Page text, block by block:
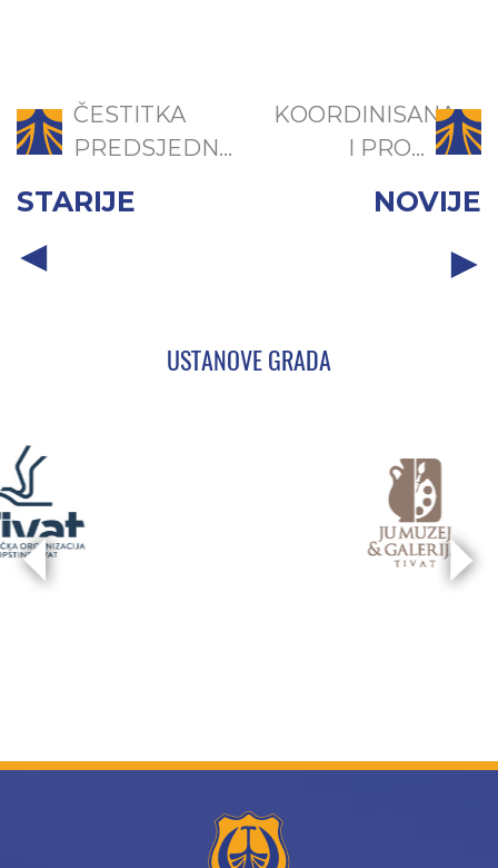
ČESTITKA
PREDSJEDN...
STARIJE
KOORDINISANA
I PRO...
NOVIJE
USTANOVE GRADA